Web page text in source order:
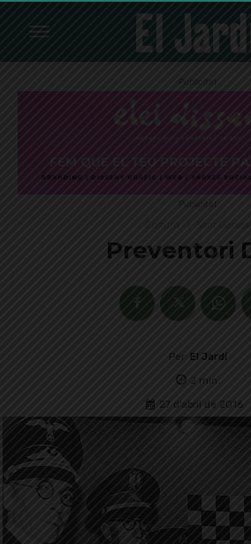
Publicitat
Publicitat
Preventori
Per El Jardí
2 min.
27 d'abril de 2016